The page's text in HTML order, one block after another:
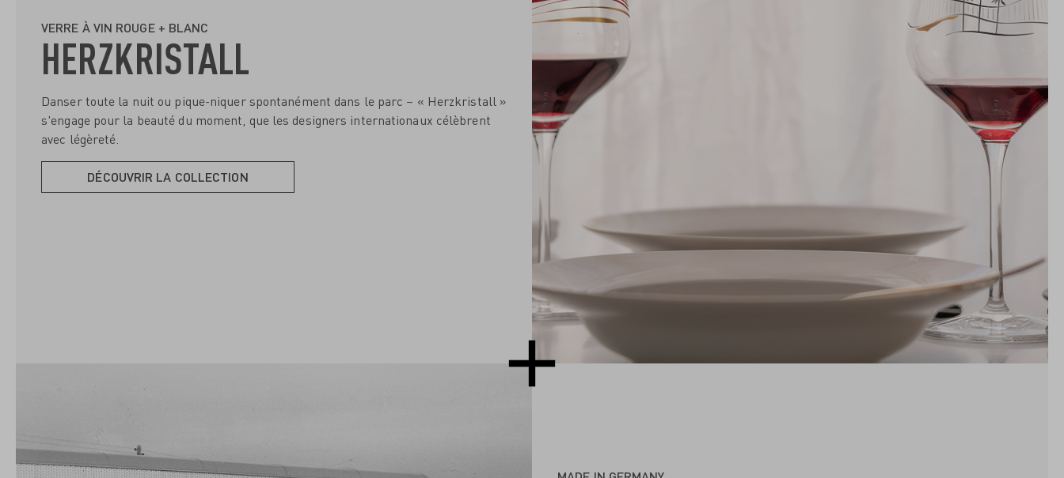
VERRE À VIN ROUGE + BLANC
HERZKRISTALL
Danser toute la nuit ou pique-niquer spontanément dans le parc – « Herzkristall »
s'engage pour la beauté du moment, que les designers internationaux célèbrent
avec légèreté.
DÉCOUVRIR LA COLLECTION